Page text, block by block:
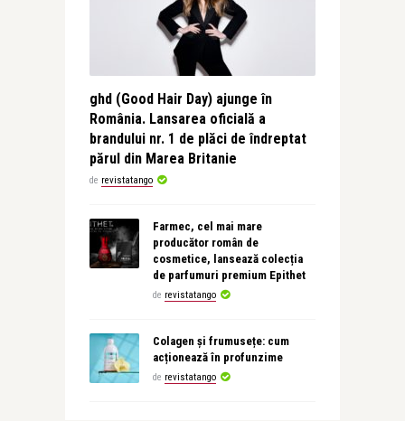
ghd (Good Hair Day) ajunge în
România. Lansarea oficială a
brandului nr. 1 de plăci de îndreptat
părul din Marea Britanie
de revistatango
Farmec, cel mai mare
producător român de
cosmetice, lansează colecția
de parfumuri premium Epithet
de revistatango
Colagen și frumusețe: cum
acționează în profunzime
de revistatango